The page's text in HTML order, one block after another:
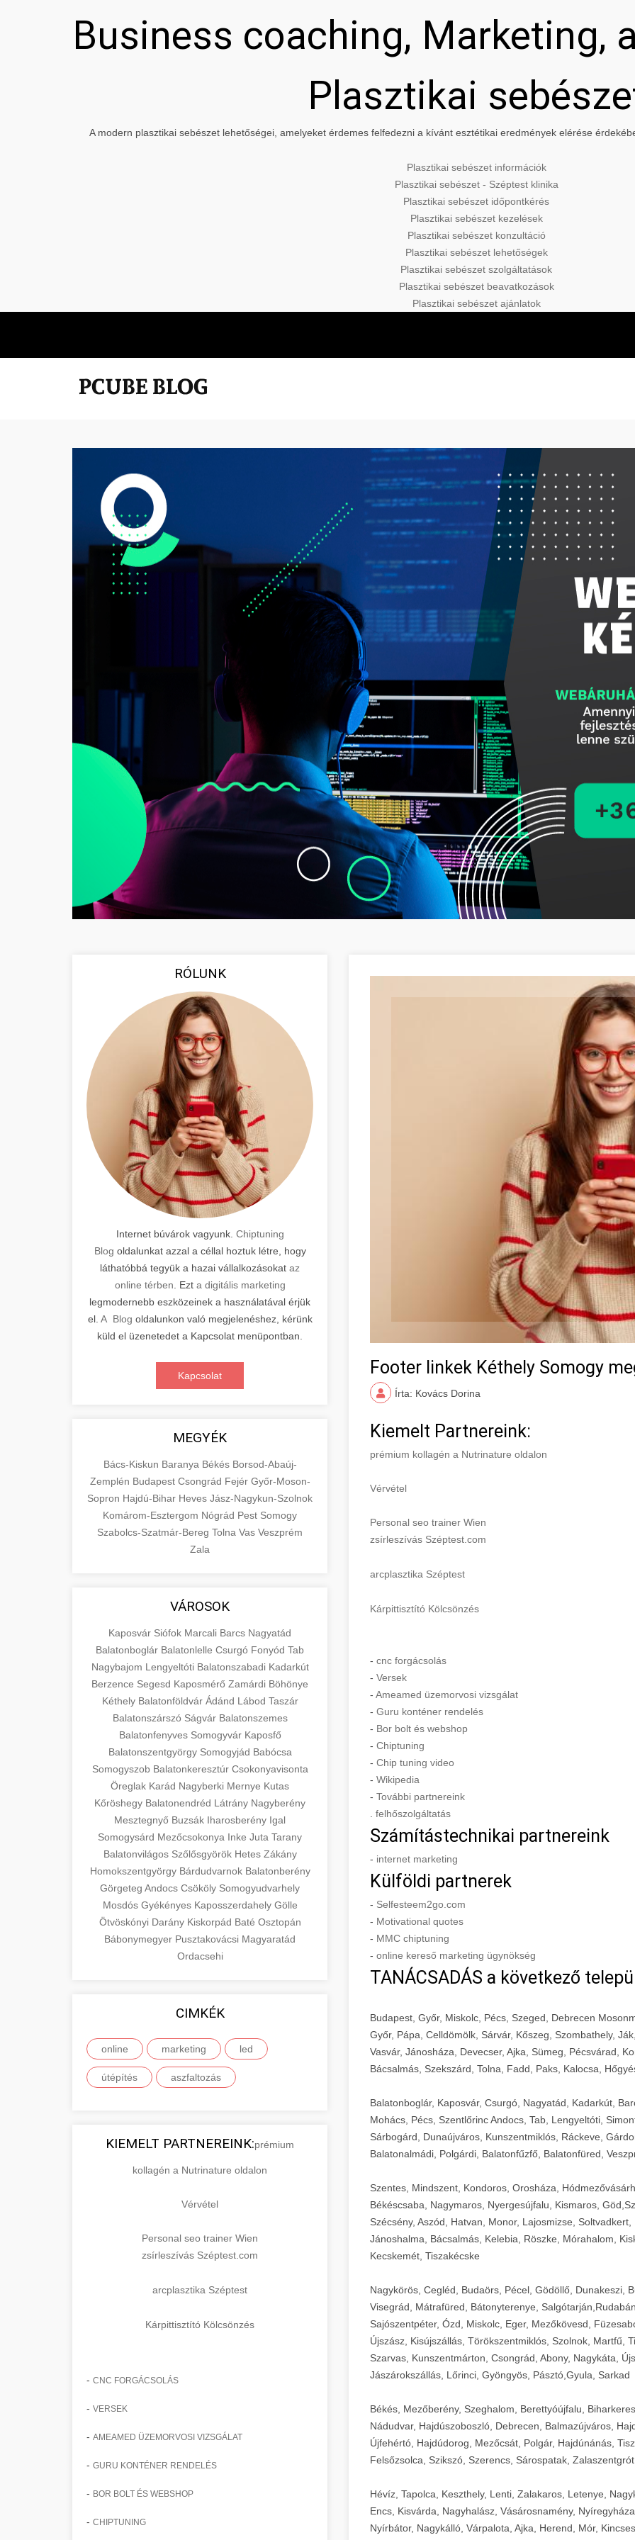
Business coaching, Marketing,
Plasztikai
A modern plasztikai sebészet lehetőségei, amelyeket érdemes felfedezni a kívánt esztétikai eredmények elérése
Plasztikai sebészet információk
Plasztikai sebészet - Széptest klinika
Plasztikai sebészet időpontkérés
Plasztikai sebészet kezelések
Plasztikai sebészet konzultáció
Plasztikai sebészet lehetőségek
Plasztikai sebészet szolgáltatások
Plasztikai sebészet beavatkozások
Plasztikai sebészet ajánlatok
RÓLUNK
Internet búvárok vagyunk. Chiptuning
Blog oldalunkat azzal a céllal hoztuk létre, hogy
láthatóbbá tegyük a hazai vállalkozásokat az
online térben . Ezt a digitális marketing
legmodernebb eszközeinek a használatával érjük
el. A Blog oldalunkon való megjelenéshez, kérünk
küld el üzenetedet a Kapcsolat menüpontban.
Kapcsolat
MEGYÉK
Bács-Kiskun Baranya Békés Borsod-Abaúj-
Zemplén Budapest Csongrád Fejér Győr-Moson-
Sopron Hajdú-Bihar Heves Jász-Nagykun-Szolnok
Komárom-Esztergom Nógrád Pest Somogy
Szabolcs-Szatmár-Bereg Tolna Vas Veszprém
Zala
VÁROSOK
Kaposvár Siófok Marcali Barcs Nagyatád
Balatonboglár Balatonlelle Csurgó Fonyód Tab
Nagybajom Lengyeltóti Balatonszabadi Kadarkút
Berzence Segesd Kaposmérő Zamárdi Böhönye
Kéthely Balatonföldvár Ádánd Lábod Taszár
Balatonszárszó Ságvár Balatonszemes
Balatonfenyves Somogyvár Kaposfő
Balatonszentgyörgy Somogyjád Babócsa
Somogyszob Balatonkeresztúr Csokonyavisonta
Öreglak Karád Nagyberki Mernye Kutas
Kőröshegy Balatonendréd Látrány Nagyberény
Mesztegnyő Buzsák Iharosberény Igal
Somogysárd Mezőcsokonya Inke Juta Tarany
Balatonvilágos Szőlősgyörök Hetes Zákány
Homokszentgyörgy Bárdudvarnok Balatonberény
Görgeteg Andocs Csököly Somogyudvarhely
Mosdós Gyékényes Kaposszerdahely Gölle
Ötvöskónyi Darány Kiskorpád Baté Osztopán
Bábonymegyer Pusztakovácsi Magyaratád
Ordacsehi
CIMKÉK
online marketing led
útépítés aszfaltozás
KIEMELT PARTNEREINK:prémium
kollagén a Nutrinature oldalon
Vérvétel
Personal seo trainer Wien
zsírleszívás Széptest.com
arcplasztika Széptest
Kárpittisztító Kölcsönzés
- CNC FORGÁCSOLÁS
- VERSEK
- AMEAMED ÜZEMORVOSI VIZSGÁLAT
- GURU KONTÉNER RENDELÉS
- BOR BOLT ÉS WEBSHOP
- CHIPTUNING
Footer linkek Kéthely Somogy
Írta: Kovács Dorina
Kiemelt Partnereink:
prémium kollagén a Nutrinature oldalon
Vérvétel
Personal seo trainer Wien
zsírleszívás Széptest.com
arcplasztika Széptest
Kárpittisztító Kölcsönzés
- cnc forgácsolás
- Versek
- Ameamed üzemorvosi vizsgálat
- Guru konténer rendelés
- Bor bolt és webshop
- Chiptuning
- Chip tuning video
- Wikipedia
- További partnereink
felhőszolgáltatás
Számítástechnikai partnereink
- internet marketing
Külföldi partnerek
- Selfesteem2go.com
- Motivational quotes
- MMC chiptuning
- online kereső marketing ügynökség
TANÁCSADÁS a következő
Budapest, Győr, Miskolc, Pécs, Szeged, Debrecen
Győr, Pápa, Celldömölk, Sárvár, Kőszeg, Szombathely,
Vasvár, Jánosháza, Devecser, Ajka, Sümeg, Pécsvárad,
Bácsalmás, Szekszárd, Tolna, Fadd, Paks, Kalocsa,
Balatonboglár, Kaposvár, Csurgó, Nagyatád, Kadarkút,
Mohács, Pécs, Szentlőrinc Andocs, Tab, Lengyeltóti,
Sárbogárd, Dunaújváros, Kunszentmiklós, Ráckeve,
Balatonalmádi, Polgárdi, Balatonfűzfő, Balatonfüred,
Szentes, Mindszent, Kondoros, Orosháza,
Békéscsaba, Nagymaros, Nyergesújfalu, Kismaros,
Szécsény, Aszód, Hatvan, Monor, Lajosmizse,
Jánoshalma, Bácsalmás, Kelebia, Röszke, Mórahalom,
Kecskemét, Tiszakécske
Nagykörös, Cegléd, Budaörs, Pécel, Gödöllő, Dunakeszi,
Visegrád, Mátrafüred, Bátonyterenye,
Sajószentpéter, Ózd, Miskolc, Eger, Mezőkövesd,
Újszász, Kisújszállás, Törökszentmiklós, Szolnok, Martfű,
Szarvas, Kunszentmárton, Csongrád, Abony, Nagykáta,
Jászárokszállás, Lőrinci, Gyöngyös, Pásztó,Gyula, Sarkad
Békés, Mezőberény, Szeghalom, Berettyóújfalu,
Nádudvar, Hajdúszoboszló, Debrecen, Balmazújváros,
Újfehértó, Hajdúdorog, Mezőcsát, Polgár, Hajdúnánás,
Felsőzsolca, Szikszó, Szerencs, Sárospatak, Zalaszentgrót
Hévíz, Tapolca, Keszthely, Lenti, Zalakaros, Letenye,
Encs, Kisvárda, Nagyhalász, Vásárosnamény,
Nyírbátor, Nagykálló, Várpalota, Ajka, Herend, Mór,